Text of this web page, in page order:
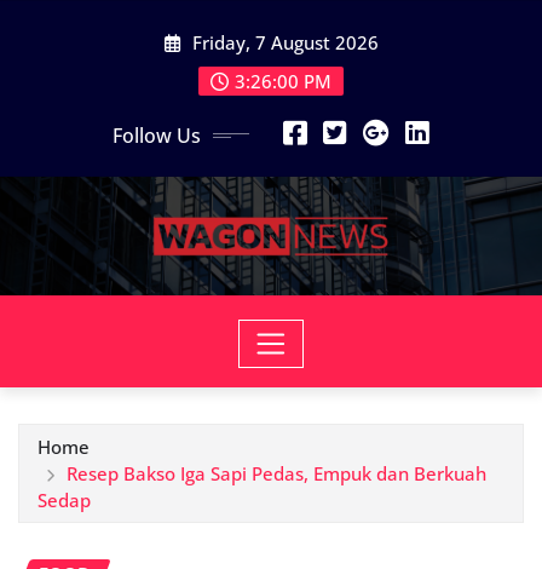
Friday, 7 August 2026
3:26:02 PM
Follow Us
Home
Resep Bakso Iga Sapi Pedas, Empuk dan Berkuah
Sedap